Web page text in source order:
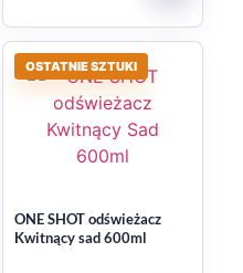
OSTATNIE SZTUKI
ONE SHOT odświeżacz
Kwitnący sad 600ml